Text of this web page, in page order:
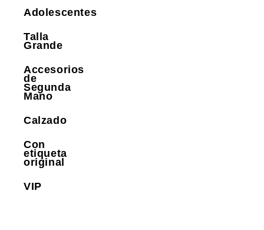
Adolescentes
Talla
Grande
Accesorios
de
Segunda
Mano
Calzado
Con
etiqueta
original
VIP